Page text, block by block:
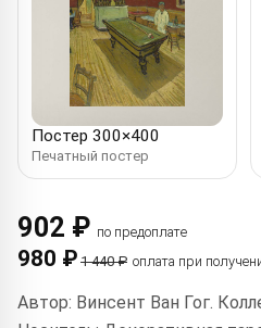
Постер 300×400
Печатный постер
902 ₽ по предоплате
980 ₽ 1 440 ₽ оплата при
Автор: Винсент Ван Гог.